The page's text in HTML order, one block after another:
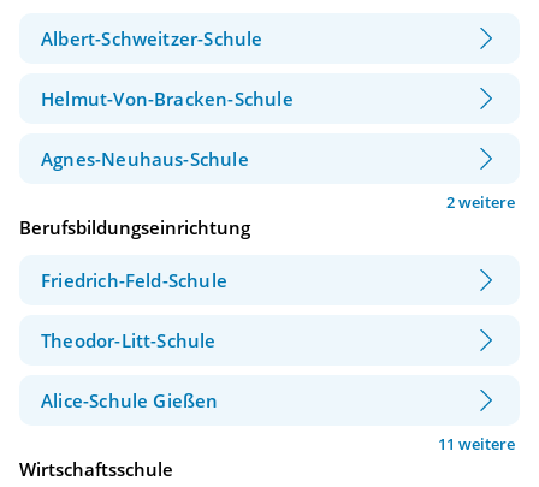
Albert-Schweitzer-Schule
Helmut-Von-Bracken-Schule
Agnes-Neuhaus-Schule
2 weitere
Berufsbildungseinrichtung
Friedrich-Feld-Schule
Theodor-Litt-Schule
Alice-Schule Gießen
11 weitere
Wirtschaftsschule